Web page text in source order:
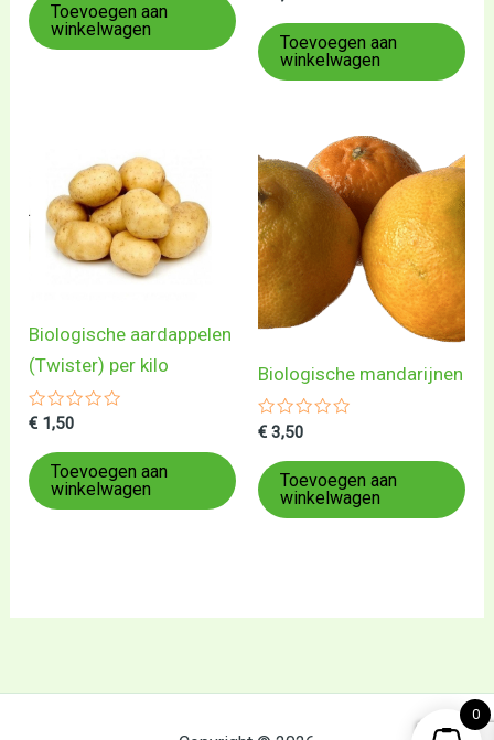
5
Toevoegen aan
winkelwagen
uit
5
Toevoegen aan
winkelwagen
Biologische aardappelen
(Twister) per kilo
Gewaardeerd
uit
5
€ 1,50
Toevoegen aan
winkelwagen
Biologische mandarijnen
Gewaardeerd
uit
5
€ 3,50
Toevoegen aan
winkelwagen
0